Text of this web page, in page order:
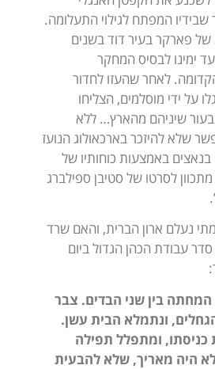
שבידיו המפתח לגילוי התעלומה.
של פארקר בעיר דוד בשנים
עד ימינו לבסיס המחקר
לאחר שהעזו לחדור
על ידי מוסלמים, הצליחו
שיניהם מהארץ… ללא
שלא להיזכר בארכאולוג הנועז
בנאצים באמצעות כוחותיו של
לסרטו של סטיבן ספילברג
נעלם ארון הברית, והאם שרד
עבודת הכהן הגדול ביום
המחתה בין שני הבדים. צבר
ונתמלא הבית עשן.
כניסתו, ומתפלל תפילה
היה מאריך, שלא להבעית